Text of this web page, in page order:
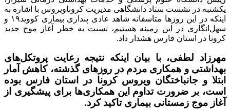
یکشنبه در نشست ستاد دانشگاهی مدیریت کروناویروس با اشاره به
اینکه در این روزها متاسفانه شاهد عادی پنداری بیماری کووید۱۹ و
سهل‌انگاری در این زمینه هستیم، نسبت به خطر آغاز موج جدید
کرونا در استان فارس هشدار داد.
مهرزاد لطفی، با بیان اینکه نتیجه رعایت پروتکل‌های
بهداشتی و همکاری مردم در روزهای گذشته، کاهش آمار
ابتلا و جانباختگان ویروس کرونا در استان فارس بوده
است، بر ضرورت تداوم این همکاری‌ها برای پیشگیری از
آغاز موج زمستانی بیماری تاکید کرد.